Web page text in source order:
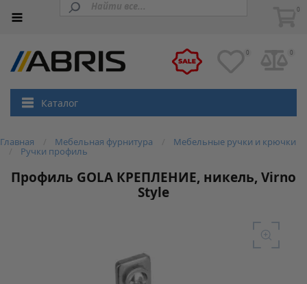
0
0 0
Каталог
Главная Мебельная фурнитура Мебельные ручки и крючки
Ручки профиль
Профиль GOLA КРЕПЛЕНИЕ, никель, Virno
Style